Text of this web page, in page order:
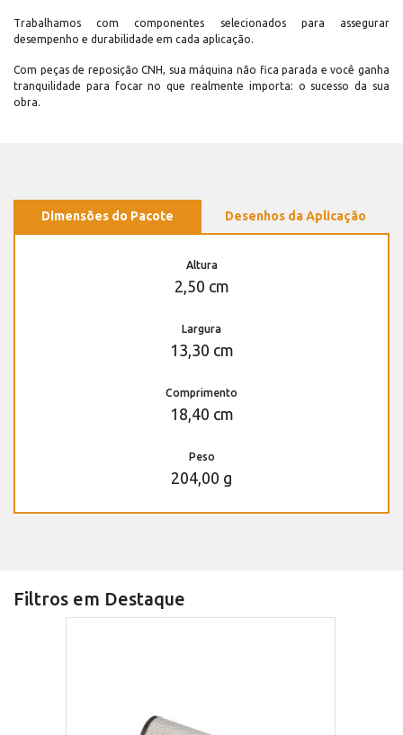
Trabalhamos com componentes selecionados para assegurar
desempenho e durabilidade em cada aplicação.
Com peças de reposição CNH, sua máquina não fica parada e você ganha
tranquilidade para focar no que realmente importa: o sucesso da sua
obra.
Dimensões do Pacote Desenhos da Aplicação
Altura
2,50 cm
Largura
13,30 cm
Comprimento
18,40 cm
Peso
204,00 g
Filtros em Destaque